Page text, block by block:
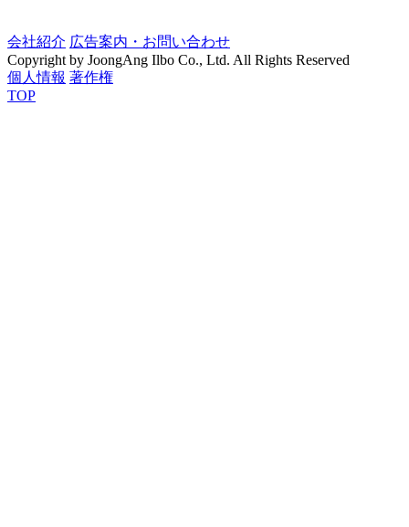
会社紹介 広告案内・お問い合わせ
Copyright by JoongAng Ilbo Co., Ltd. All Rights Reserved
個人情報 著作権
TOP